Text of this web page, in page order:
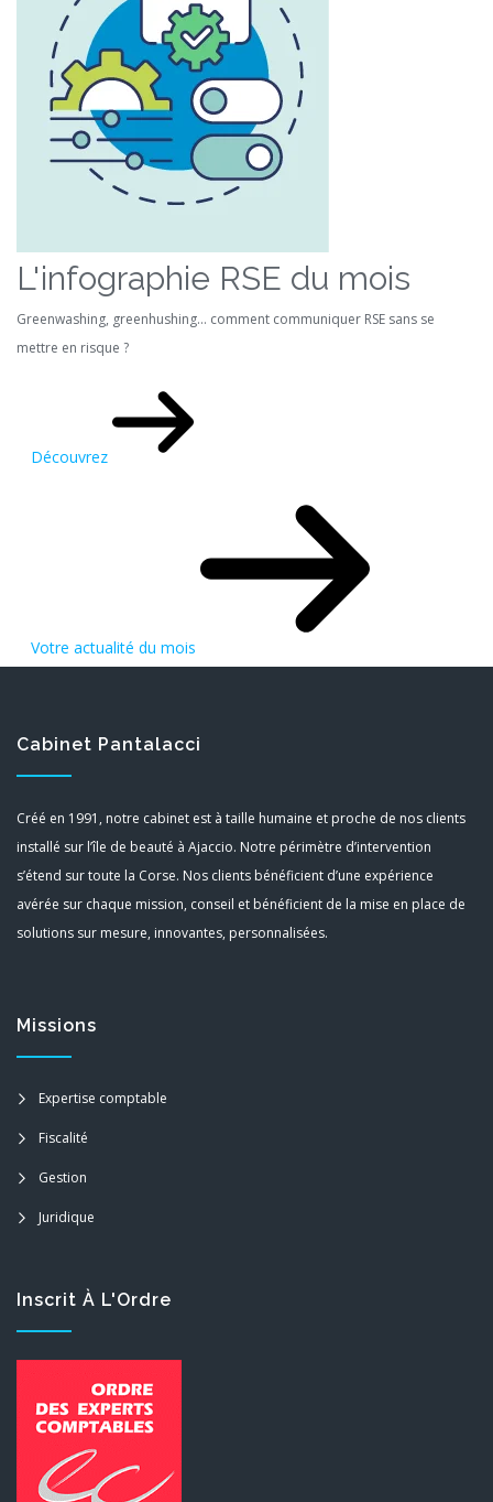
L'infographie RSE du mois
Greenwashing, greenhushing… comment communiquer RSE sans se
mettre en risque ?
Découvrez
Votre actualité du mois
Cabinet Pantalacci
Créé en 1991, notre cabinet est à taille humaine et proche de nos clients
installé sur l’île de beauté à Ajaccio. Notre périmètre d’intervention
s’étend sur toute la Corse. Nos clients bénéficient d’une expérience
avérée sur chaque mission, conseil et bénéficient de la mise en place de
solutions sur mesure, innovantes, personnalisées.
Missions
Expertise comptable
Fiscalité
Gestion
Juridique
Inscrit À L'Ordre